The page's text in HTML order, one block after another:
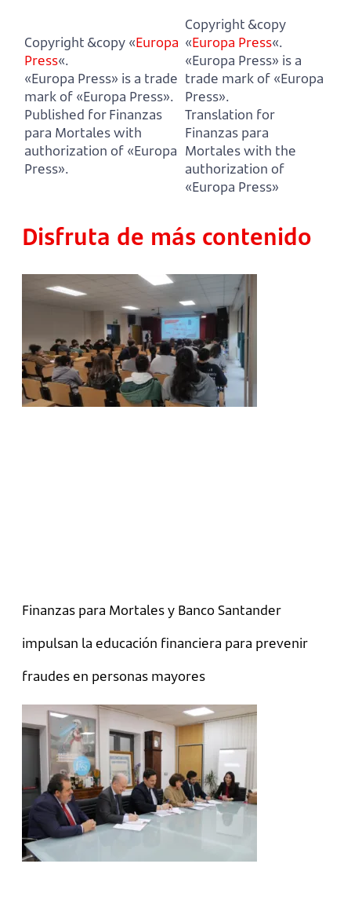
Copyright &copy «Europa
Press«.
«Europa Press» is a trade
mark of «Europa Press».
Published for Finanzas
para Mortales with
authorization of «Europa
Press».
Copyright &copy
«Europa Press«.
«Europa Press» is a
trade mark of «Europa
Press».
Translation for
Finanzas para
Mortales with the
authorization of
«Europa Press»
Disfruta de más contenido
Finanzas para Mortales y Banco Santander
impulsan la educación financiera para prevenir
fraudes en personas mayores